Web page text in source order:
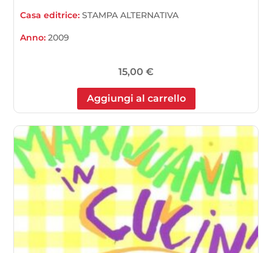
Casa editrice:STAMPA ALTERNATIVA
Anno:2009
15,00 €
Aggiungi al carrello